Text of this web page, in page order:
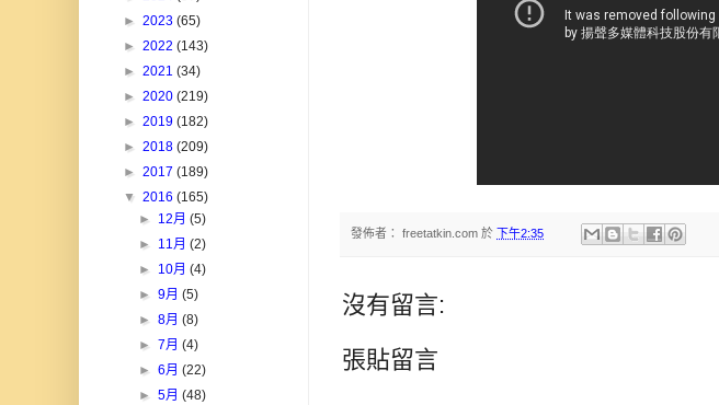
發佈者： freetatkin.com 於 下午2:35
沒有留言:
張貼留言
► 2023 (65)
► 2022 (143)
► 2021 (34)
► 2020 (219)
► 2019 (182)
► 2018 (209)
► 2017 (189)
▼ 2016 (165)
► 12月(5)
► 11月(2)
► 10月(4)
►9月(5)
►8月(8)
►7月(4)
►6月(22)
►5月(48)